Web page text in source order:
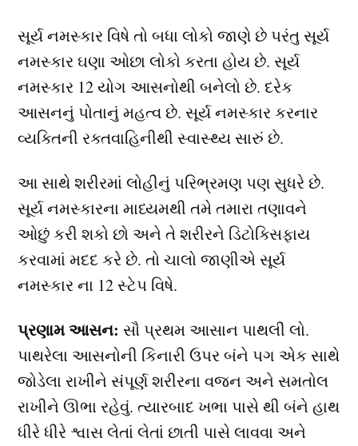
સૂર્ય નમસ્કાર વિષે તો બધા લોકો જાણે છે પરંતુ સૂર્ય
નમસ્કાર ઘણા ઓછા લોકો કરતા હોય છે. સૂર્ય
નમસ્કાર 12 યોગ આસનોથી બનેલો છે. દરેક
આસનનું પોતાનું મહત્વ છે. સૂર્ય નમસ્કાર કરનાર
વ્યક્તિની રક્તવાહિનીથી સ્વાસ્થ્ય સારું છે.
આ સાથે શરીરમાં લોહીનું પરિભ્રમણ પણ સુધરે છે.
સૂર્ય નમસ્કારના માધ્યમથી તમે તમારા તણાવને
ઓછું કરી શકો છો અને તે શરીરને ડિટોક્સિફાય
કરવામાં મદદ કરે છે. તો ચાલો જાણીએ સૂર્ય
નમસ્કાર ના 12 સ્ટેપ વિષે.
પ્રણામ આસન: સૌ પ્રથમ આસાન પાથલી લો.
પાથરેલા આસનોની કિનારી ઉપર બંને પગ એક સાથે
જોડેલા રાખીને સંપૂર્ણ શરીરના વજન અને સમતોલ
રાખીને ઊભા રહેવું. ત્યારબાદ ખભા પાસે થી બંને હાથ
ધીરે ધીરે શ્વાસ લેતાં લેતાં છાતી પાસે લાવવા અને